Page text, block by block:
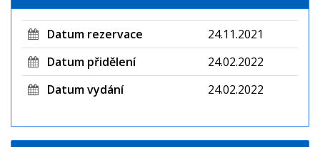
Datum rezervace
24.11.2021
Datum přidělení
24.02.2022
Datum vydání
24.02.2022